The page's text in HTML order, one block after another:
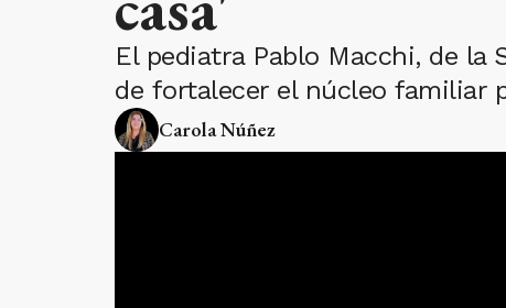
El pediatra Pablo Macchi, de la
de fortalecer el núcleo familiar
Carola Núñez